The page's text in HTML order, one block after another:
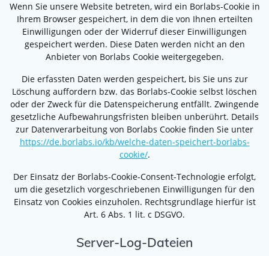
Wenn Sie unsere Website betreten, wird ein Borlabs-Cookie in
Ihrem Browser gespeichert, in dem die von Ihnen erteilten
Einwilligungen oder der Widerruf dieser Einwilligungen
gespeichert werden. Diese Daten werden nicht an den
Anbieter von Borlabs Cookie weitergegeben.
Die erfassten Daten werden gespeichert, bis Sie uns zur
Löschung auffordern bzw. das Borlabs-Cookie selbst löschen
oder der Zweck für die Datenspeicherung entfällt. Zwingende
gesetzliche Aufbewahrungsfristen bleiben unberührt. Details
zur Datenverarbeitung von Borlabs Cookie finden Sie unter
https://de.borlabs.io/kb/welche-daten-speichert-borlabs-
cookie/.
Der Einsatz der Borlabs-Cookie-Consent-Technologie erfolgt,
um die gesetzlich vorgeschriebenen Einwilligungen für den
Einsatz von Cookies einzuholen. Rechtsgrundlage hierfür ist
Art. 6 Abs. 1 lit. c DSGVO.
Server-Log-Dateien